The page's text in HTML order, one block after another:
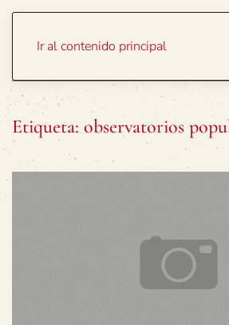
Ir al contenido principal
Etiqueta: observatorios